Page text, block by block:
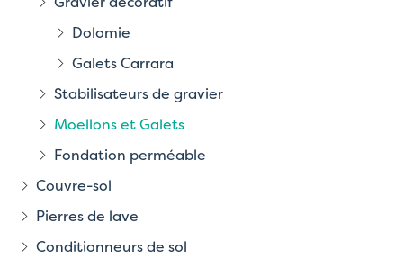
Dolomie
Galets Carrara
Stabilisateurs de gravier
Moellons et Galets
Fondation perméable
Couvre-sol
Pierres de lave
Conditionneurs de sol